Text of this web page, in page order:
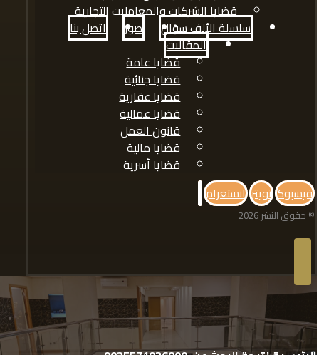
قضايا الشركات والمعاملات التجارية
سلسلة الألف سؤال
صور
اتصل بنا
المقالات
قضايا عامة
قضايا جنائية
قضايا عقارية
قضايا عمالية
قانون العمل
قضايا مالية
قضايا أسرية
فيسبوك تويتر انستغرام
© حقوق النشر 2026